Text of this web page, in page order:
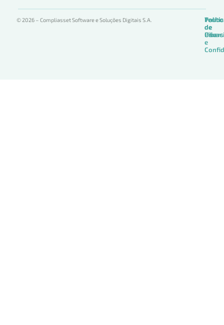
© 2026 – Compliasset Software e Soluções Digitais S.A.
de
Uso
de
de
e